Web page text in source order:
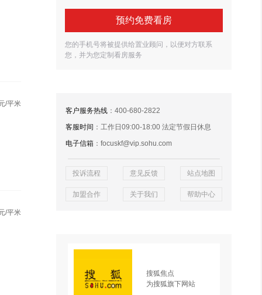
/平米
/平米
预约免费看房
您的手机号将被提供给置业顾问，以便对方联系
您，并为您定制看房服务
客户服务热线 ：400-680-2822
客服时间 ：工作日09:00-18:00 法定节假日休息
电子信箱 ：focuskf@vip.sohu.com
投诉流程 意见反馈 站点地图
加盟合作 关于我们 帮助中心
搜狐焦点
为搜狐旗下网站